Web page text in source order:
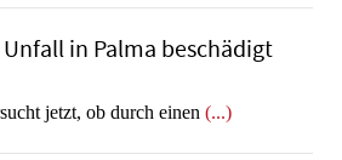
in Palma beschädigt
jetzt, ob durch einen (...)